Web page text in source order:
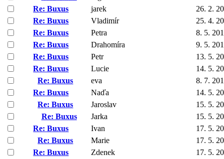
Re: Buxus
jarek
26. 2.
Re: Buxus
Vladimír
25. 4.
Re: Buxus
Petra
8. 5.
Re: Buxus
Drahomíra
9. 5.
Re: Buxus
Petr
13. 5.
Re: Buxus
Lucie
14. 5.
Re: Buxus
eva
8. 7.
Re: Buxus
Naďa
14. 5.
Re: Buxus
Jaroslav
15. 5.
Re: Buxus
Jarka
15. 5.
Re: Buxus
Ivan
17. 5.
Re: Buxus
Marie
17. 5.
Re: Buxus
Zdenek
17. 5.